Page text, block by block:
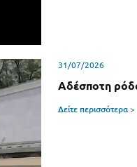
31/07/2026
Αδέσποτη
Δείτε περισσότερα >